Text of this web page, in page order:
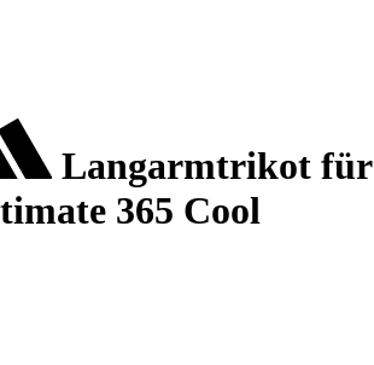
Langarmtrikot für
365 Cool